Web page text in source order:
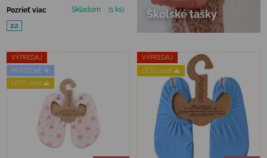
Pozrieť viac Skladom
(1 ks)
22
Školské tašky
VÝPREDAJ
PRATEĽNÉ 🌀
LETO 2026 🌊
VÝPREDAJ
LETO 2026 🌊